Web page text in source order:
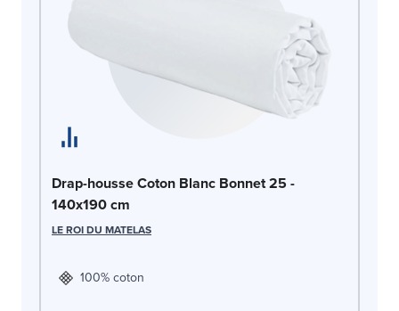
Drap-housse Coton Blanc Bonnet 25 -
140x190 cm
LE ROI DU MATELAS
100% coton